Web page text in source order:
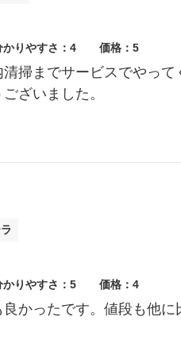
かりやすさ：4 価格：5
掃までサービスでやっ
ざいました。
かりやすさ：5 価格：4
かったです。値段も他に